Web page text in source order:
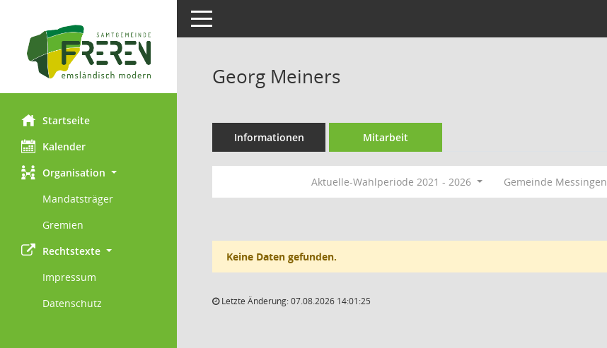
Startseite
Kalender
Organisation
Mandatsträger
Gremien
Rechtstexte
Impressum
Datenschutz
Toggle navigation
Georg Meiners
Informationen Mitarbeit
Aktuelle-Wahlperiode 2021 - 2026 Gemeinde Messingen
Keine Daten gefunden.
Letzte Änderung: 07.08.2026 14:01:25